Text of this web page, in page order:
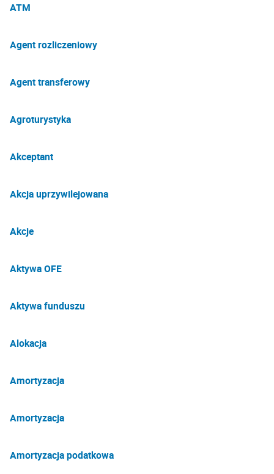
ATM
Agent rozliczeniowy
Agent transferowy
Agroturystyka
Akceptant
Akcja uprzywilejowana
Akcje
Aktywa OFE
Aktywa funduszu
Alokacja
Amortyzacja
Amortyzacja
Amortyzacja podatkowa